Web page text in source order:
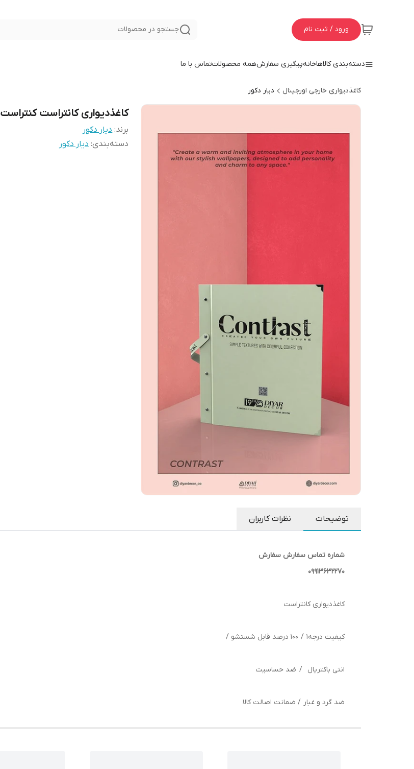
ورود / ثبت نام جستجو در محصولات
دسته‌بندی کالاهاخانهپیگیری سفارشهمه محصولاتتماس با ما
کاغذدیواری خارجی اورجینال دیار دکور
کاغذدیواری کانتراست کنتراست
برند: دیار دکور
دسته‌بندی:دیار دکور
توضیحات نظرات کاربران
شماره تماس سفارش سفارش
09913632270
کاغذدیواری کانتراست
کیفیت درجه1 / 100 درصد قابل شستشو /
انتی باکتریال / ضد حساسیت
ضد گرد و غبار / ضمانت اصالت کالا